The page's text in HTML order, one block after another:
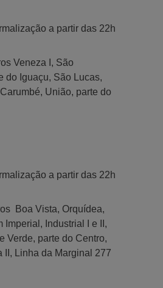
a partir das 22h
Veneza I, São
do Iguaçu, São Lucas,
União, parte do
a partir das 22h
Boa Vista, Orquídea,
Imperial, Industrial I e II,
Verde, parte do Centro,
II, Linha da Marginal 277